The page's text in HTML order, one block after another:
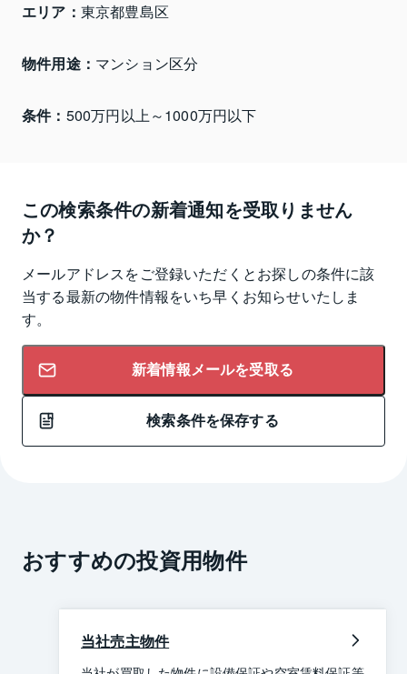
エリア： 東京都豊島区
物件用途： マンション区分
条件： 500万円以上～1000万円以下
この検索条件の新着通知を受取りません
か？
メールアドレスをご登録いただくとお探しの条件に該
当する最新の物件情報をいち早くお知らせいたしま
す。
新着情報メールを受取る
検索条件を保存する
おすすめの投資用物件
当社売主物件